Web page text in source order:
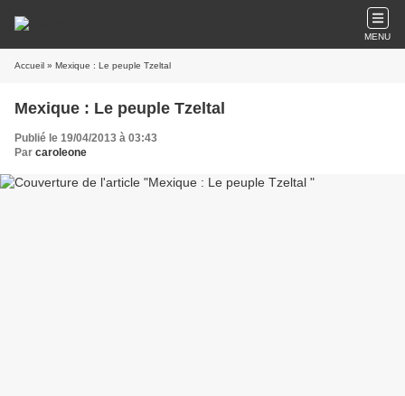
MENU
Accueil » Mexique : Le peuple Tzeltal
Mexique : Le peuple Tzeltal
Publié le 19/04/2013 à 03:43
Par caroleone